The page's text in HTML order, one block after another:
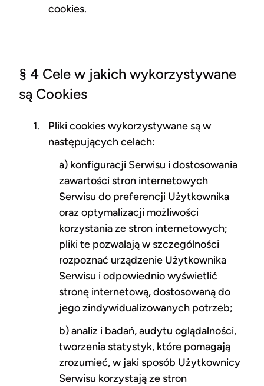
cookies.
§ 4 Cele w jakich wykorzystywane
są Cookies
Pliki cookies wykorzystywane są w
następujących celach:
a) konfiguracji Serwisu i dostosowania
zawartości stron internetowych
Serwisu do preferencji Użytkownika
oraz optymalizacji możliwości
korzystania ze stron internetowych;
pliki te pozwalają w szczególności
rozpoznać urządzenie Użytkownika
Serwisu i odpowiednio wyświetlić
stronę internetową, dostosowaną do
jego zindywidualizowanych potrzeb;
b) analiz i badań, audytu oglądalności,
tworzenia statystyk, które pomagają
zrozumieć, w jaki sposób Użytkownicy
Serwisu korzystają ze stron